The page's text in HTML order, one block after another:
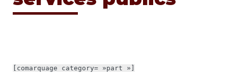
[comarquage category= »part »]